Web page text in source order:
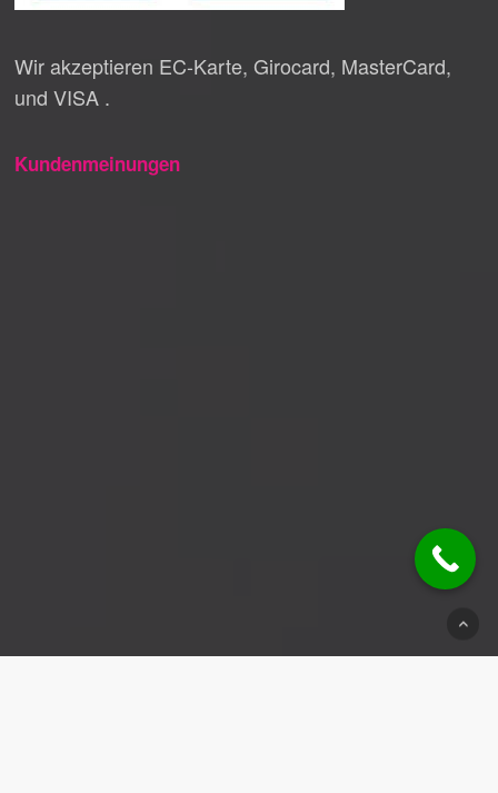
Wir akzeptieren EC-Karte, Girocard, MasterCard,
und VISA .
Kundenmeinungen